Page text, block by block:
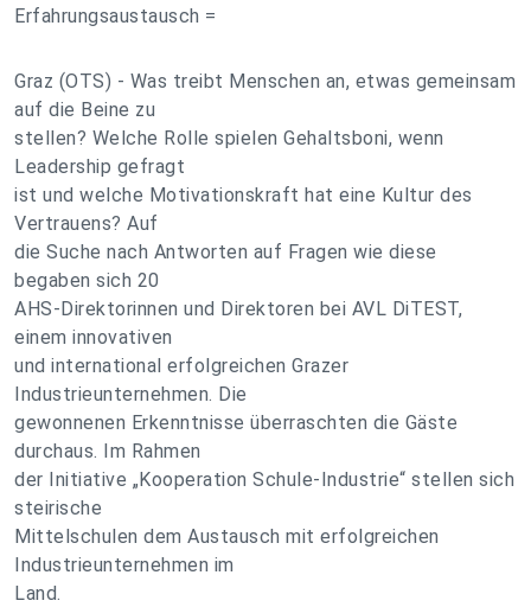
Erfahrungsaustausch =
Graz (OTS) - Was treibt Menschen an, etwas gemeinsam
auf die Beine zu
stellen? Welche Rolle spielen Gehaltsboni, wenn
Leadership gefragt
ist und welche Motivationskraft hat eine Kultur des
Vertrauens? Auf
die Suche nach Antworten auf Fragen wie diese
begaben sich 20
AHS-Direktorinnen und Direktoren bei AVL DiTEST,
einem innovativen
und international erfolgreichen Grazer
Industrieunternehmen. Die
gewonnenen Erkenntnisse überraschten die Gäste
durchaus. Im Rahmen
der Initiative „Kooperation Schule-Industrie“ stellen sich
steirische
Mittelschulen dem Austausch mit erfolgreichen
Industrieunternehmen im
Land.